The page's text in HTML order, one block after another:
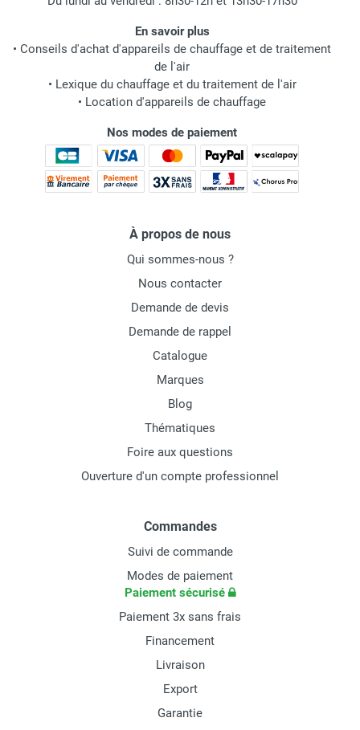
En savoir plus
• Conseils d'achat d'appareils de chauffage et de traitement
de l'air
• Lexique du chauffage et du traitement de l'air
• Location d'appareils de chauffage
Nos modes de paiement
À propos de nous
Qui sommes-nous ?
Nous contacter
Demande de devis
Demande de rappel
Catalogue
Marques
Blog
Thématiques
Foire aux questions
Ouverture d'un compte professionnel
Commandes
Suivi de commande
Modes de paiement
Paiement sécurisé
Paiement 3x sans frais
Financement
Livraison
Export
Garantie